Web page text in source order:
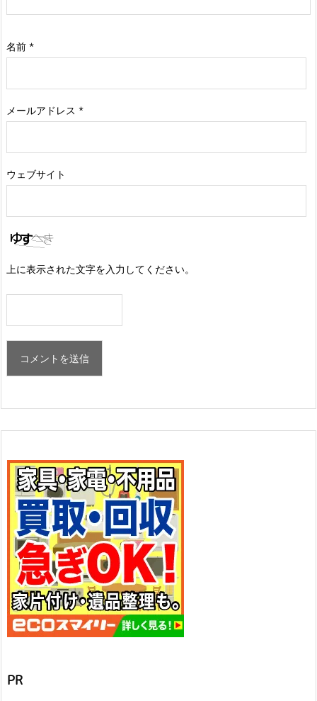
名前 *
メールアドレス *
ウェブサイト
上に表示された文字を入力してください。
PR